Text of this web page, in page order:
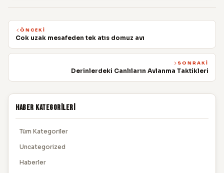
ÖNCEKI
Cok uzak mesafeden tek atıs domuz avı
SONRAKI
Derinlerdeki Canlıların Avlanma Taktikleri
Haber Kategorileri
Tüm Kategoriler
Uncategorized
Haberler